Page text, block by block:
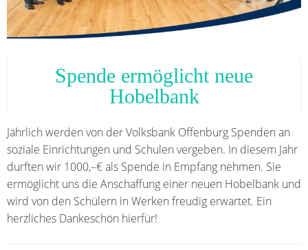
Spende ermöglicht neue
Hobelbank
Jährlich werden von der Volksbank Offenburg Spenden an
soziale Einrichtungen und Schulen vergeben. In diesem Jahr
durften wir 1000,–€ als Spende in Empfang nehmen. Sie
ermöglicht uns die Anschaffung einer neuen Hobelbank und
wird von den Schülern in Werken freudig erwartet. Ein
herzliches Dankeschön hierfür!